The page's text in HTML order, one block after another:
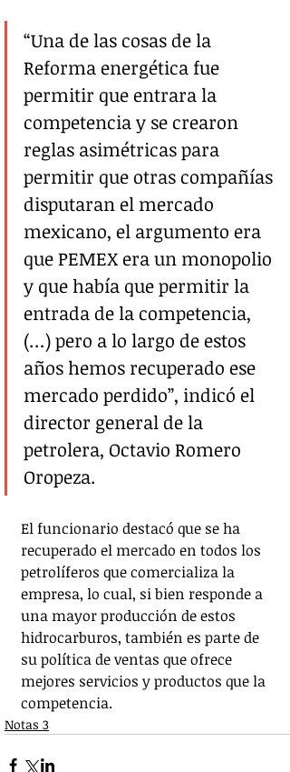
“Una de las cosas de la
Reforma energética fue
permitir que entrara la
competencia y se crearon
reglas asimétricas para
permitir que otras compañías
disputaran el mercado
mexicano, el argumento era
que PEMEX era un monopolio
y que había que permitir la
entrada de la competencia,
(…) pero a lo largo de estos
años hemos recuperado ese
mercado perdido”, indicó el
director general de la
petrolera, Octavio Romero
Oropeza.
El funcionario destacó que se ha
recuperado el mercado en todos los
petrolíferos que comercializa la
empresa, lo cual, si bien responde a
una mayor producción de estos
hidrocarburos, también es parte de
su política de ventas que ofrece
mejores servicios y productos que la
competencia.
Notas 3